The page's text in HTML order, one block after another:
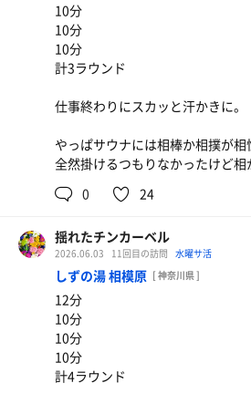
10分
10分
10分
計3ラウンド
仕事終わりにスカッと汗かきに。
やっぱサウナには相棒か相撲が相
全然掛けるつもりなかったけど相
0
24
揺れたチンカーベル
2026.06.03 11回目の訪問 水曜サ活
しずの湯 相模原 [ 神奈川県 ]
12分
10分
10分
10分
計4ラウンド